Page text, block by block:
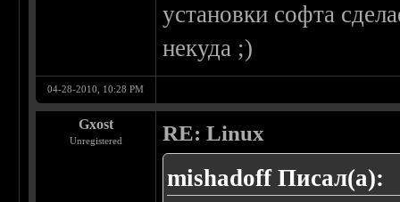
установки софта
некуда ;)
04-28-2010, 10:28 PM
Gxost
Unregistered RE: Linux
mishadoff Писал(а):